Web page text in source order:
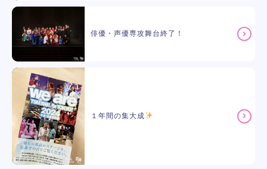
俳優・声優専攻舞台終了！
１年間の集大成